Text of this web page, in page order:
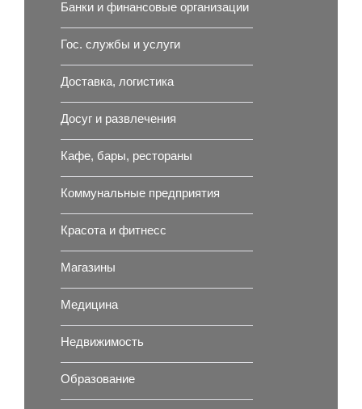
Банки и финансовые организации
Гос. службы и услуги
Доставка, логистика
Досуг и развлечения
Кафе, бары, рестораны
Коммунальные предприятия
Красота и фитнесс
Магазины
Медицина
Недвижимость
Образование